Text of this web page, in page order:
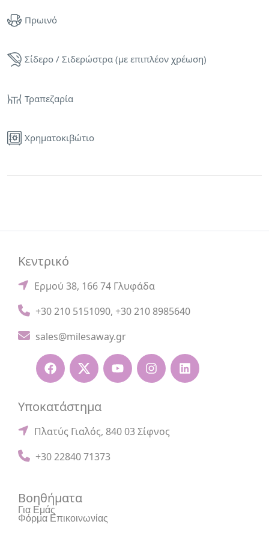
Πρωινό
Σίδερο / Σιδερώστρα (με επιπλέον χρέωση)
Τραπεζαρία
Χρηματοκιβώτιο
Κεντρικό
Ερμού 38, 166 74 Γλυφάδα
+30 210 5151090, +30 210 8985640
sales@milesaway.gr
Υποκατάστημα
Πλατύς Γιαλός, 840 03 Σίφνος
+30 22840 71373
Βοηθήματα
Για Εμάς
Φόρμα Επικοινωνίας